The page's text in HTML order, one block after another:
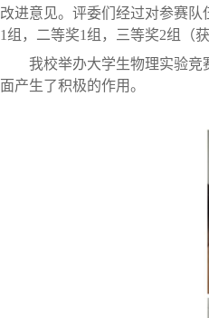
改进意见。评委们经过对参赛
1 组，二等奖1 组，三等奖2组（
我校举办大学生物理实验竞
面产生了积极的作用。